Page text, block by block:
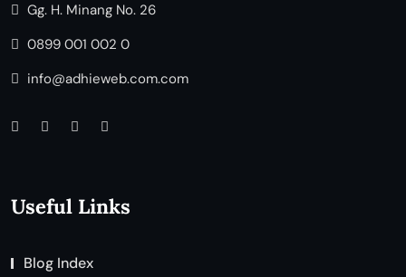
Gg. H. Minang No. 26
0899 001 002 0
info@adhieweb.com.com
Useful Links
Blog Index